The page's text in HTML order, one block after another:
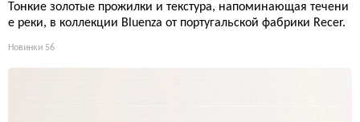
Тонкие золотые прожилки и текстура, напоминающая течени
е реки, в коллекции Bluenza от португальской фабрики Recer.
Новинки 56